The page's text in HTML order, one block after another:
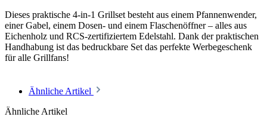
Dieses praktische 4-in-1 Grillset besteht aus einem Pfannenwender,
einer Gabel, einem Dosen- und einem Flaschenöffner – alles aus
Eichenholz und RCS-zertifiziertem Edelstahl. Dank der praktischen
Handhabung ist das bedruckbare Set das perfekte Werbegeschenk
für alle Grillfans!
Ähnliche Artikel
Ähnliche Artikel